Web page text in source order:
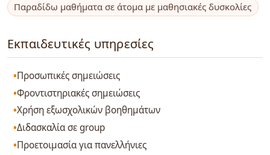
Παραδίδω μαθήματα σε άτομα με μαθησιακές δυσκολίες
Εκπαιδευτικές υπηρεσίες
Προσωπικές σημειώσεις
Φροντιστηριακές σημειώσεις
Χρήση εξωσχολικών βοηθημάτων
Διδασκαλία σε group
Προετοιμασία για πανελλήνιες